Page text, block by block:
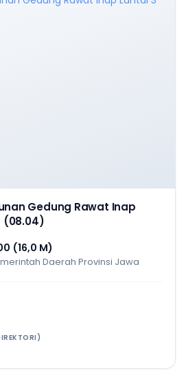
Gedung Rawat Inap
(08.04)
(16,0 M)
Daerah Provinsi Jawa